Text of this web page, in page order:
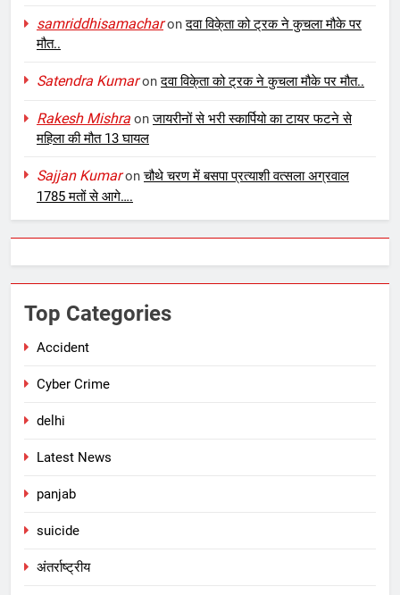
samriddhisamacharonदवा विके्ता को ट्रक ने कुचला मौके पर
मौत..
Satendra Kumaronदवा विके्ता को ट्रक ने कुचला मौके पर मौत..
Rakesh Mishra onजायरीनों से भरी स्कार्पियो का टायर फटने से
महिला की मौत 13 घायल
Sajjan Kumaronचौथे चरण में बसपा प्रत्याशी वत्सला अग्रवाल
1785 मतों से आगे….
Top Categories
Accident
Cyber Crime
delhi
Latest News
panjab
suicide
अंतर्राष्ट्रीय